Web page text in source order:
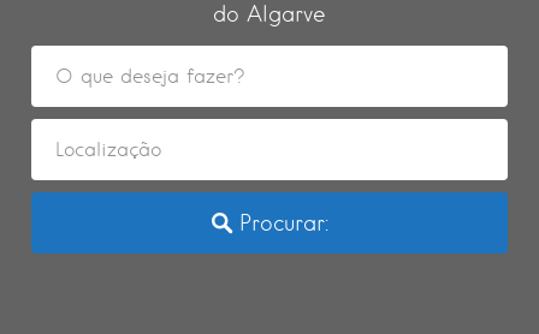
do Algarve
Procurar: